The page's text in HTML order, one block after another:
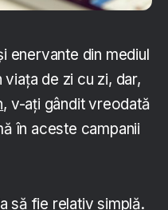
enervante din mediul
de zi cu zi, dar,
, v-ați gândit vreodată
în aceste campanii
să fie relativ simplă.